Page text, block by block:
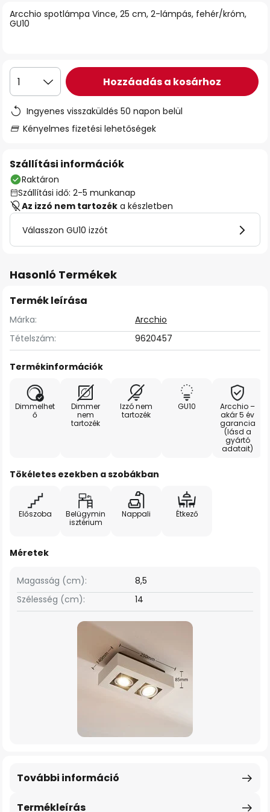
Arcchio spotlámpa Vince, 25 cm, 2-lámpás, fehér/króm,
GU10
1 Hozzáadás a kosárhoz
Ingyenes visszaküldés 50 napon belül
Kényelmes fizetési lehetőségek
Szállítási információk
Raktáron
Szállítási idő: 2-5 munkanap
Az izzó nem tartozék a készletben
Válasszon GU10 izzót
Hasonló Termékek
Termék leírása
Márka:
Arcchio
Tételszám:
9620457
Termékinformációk
Dimmelhet
ő
Dimmer
nem
tartozék
Izzó nem
tartozék
GU10
Arcchio –
akár 5 év
garancia
(lásd a
gyártó
adatait)
Tökéletes ezekben a szobákban
Előszoba
Belügymin
isztérium
Nappali Étkező
Méretek
Szélesség (cm): 14
Magasság (cm): 8,5
Termékleírás
További információ